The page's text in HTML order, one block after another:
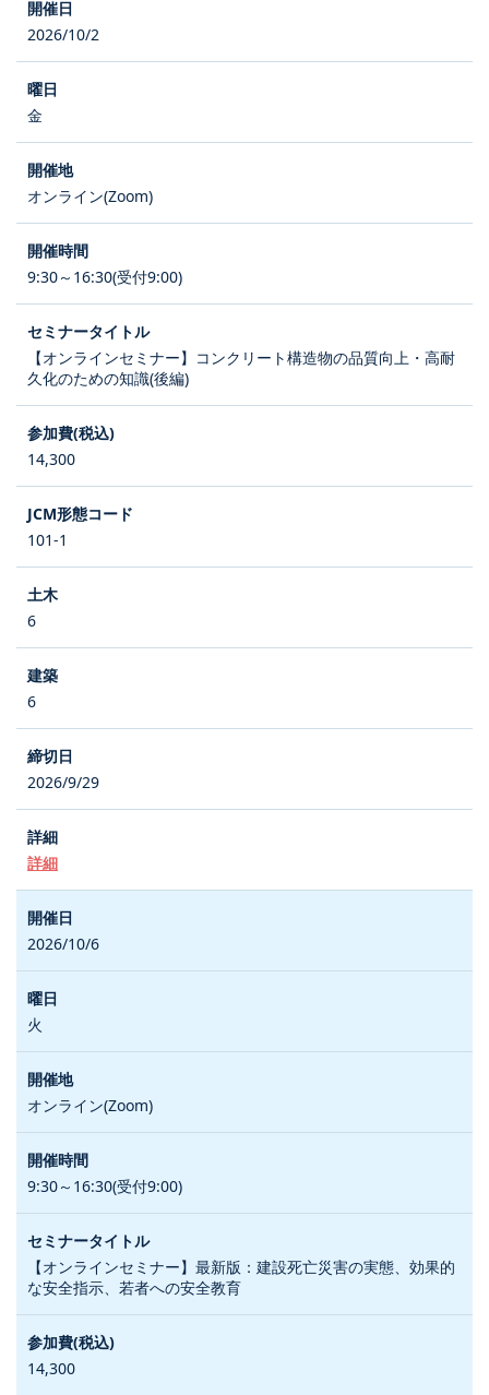
2026/10/2
金
オンライン(Zoom)
9:30～16:30(受付9:00)
【オンラインセミナー】コンクリート構造物の品質向上・高耐
久化のための知識(後編)
14,300
101-1
6
6
2026/9/29
詳細
2026/10/6
火
オンライン(Zoom)
9:30～16:30(受付9:00)
【オンラインセミナー】最新版：建設死亡災害の実態、効果的
な安全指示、若者への安全教育
14,300